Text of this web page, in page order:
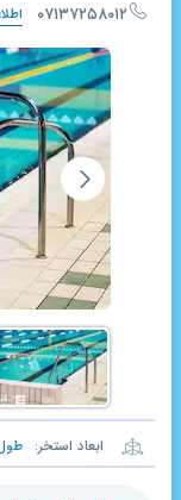
۰۷۱۳۷۲۵۸۰۱۲
ابعاد استخر: